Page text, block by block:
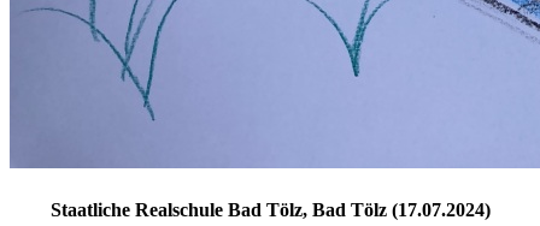
Staatliche Realschule Bad Tölz, Bad Tölz (17.07.2024)